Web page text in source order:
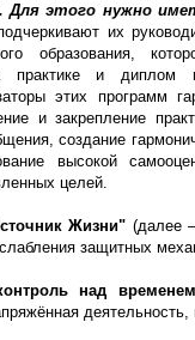
Для этого нужно
их
образования,
и диплом
этих программ
и закрепление
создание
высокой
целей.
Жизни" (далее
защитных
над